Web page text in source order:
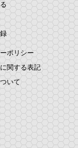
ポリシー
関する表記
いて